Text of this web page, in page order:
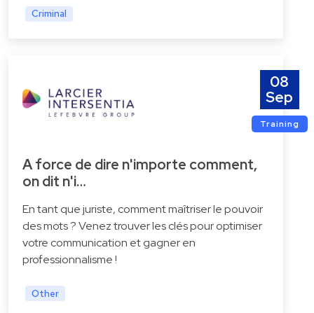
Criminal
08
Sep
Training
A force de dire n'importe comment,
on dit n'i…
En tant que juriste, comment maîtriser le pouvoir
des mots ? Venez trouver les clés pour optimiser
votre communication et gagner en
professionnalisme !
Other